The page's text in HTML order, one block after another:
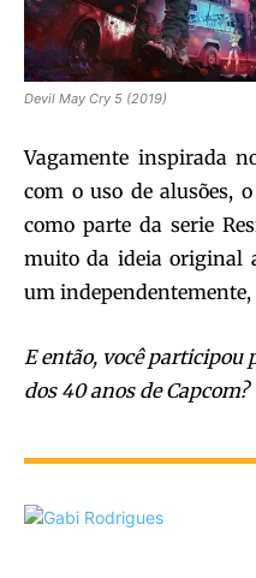
Devil May Cry 5 (2019)
Vagamente inspirada
com o uso de alusões,
como parte da serie
muito da ideia original
um
E então, você participou
dos 40 anos de Capcom?